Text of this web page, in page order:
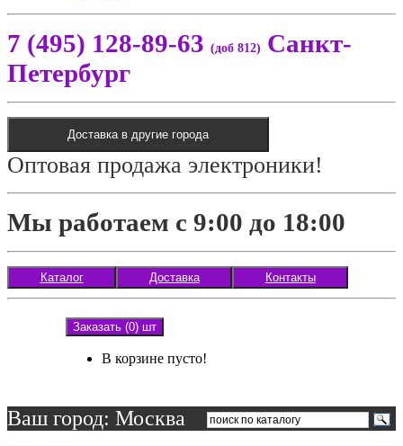
7 (495) 128-89-63 (доб 812) Санкт-
Петербург
Доставка в другие города
Оптовая продажа электроники!
Мы работаем с 9:00 до 18:00
Каталог Доставка Контакты
Заказать (0) шт
В корзине пусто!
Ваш город: Москва